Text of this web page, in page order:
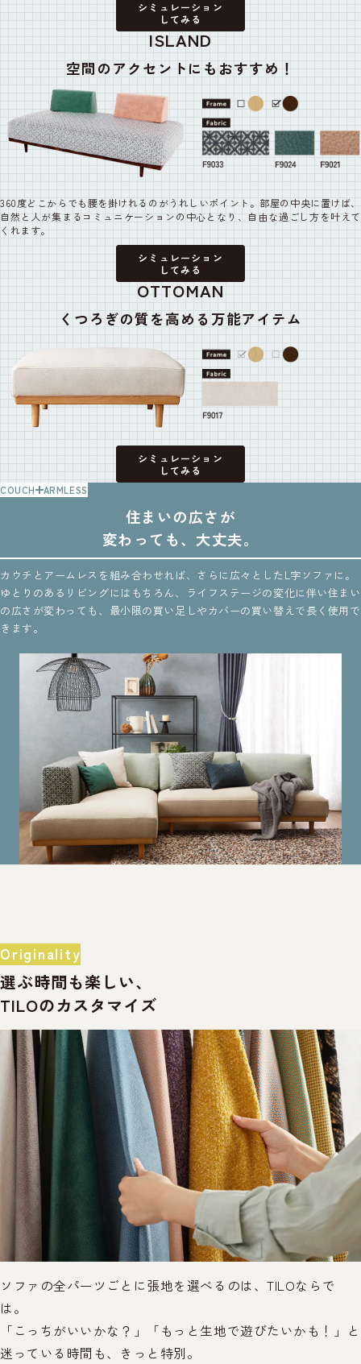
シミュレーション
してみる
ISLAND
空間のアクセントにも おすすめ！
360度どこからでも腰を掛けれるのがうれしいポイント。部屋の中央に置けば、
自然と人が集まるコミュニケーションの中心となり、自由な過ごし方を叶えて
くれます。
シミュレーション
してみる
OTTOMAN
くつろぎの質を高める 万能アイテム
シミュレーション
してみる
COUCH ARMLESS
住まいの広さが
変わっても、大丈夫。
カウチとアームレスを組み合わせれば、さらに広々としたL字ソファに。
ゆとりのあるリビングにはもちろん、ライフステージの変化に伴い住まい
の広さが変わっても、最小限の買い足しやカバーの買い替えで長く使用で
きます。
Originality
選ぶ時間も楽しい、
TILOのカスタマイズ
ソファの全パーツごとに張地を選べるのは、TILOならで
は。
「こっちがいいかな？」「もっと生地で遊びたいかも！」と
迷っている時間も、きっと特別。